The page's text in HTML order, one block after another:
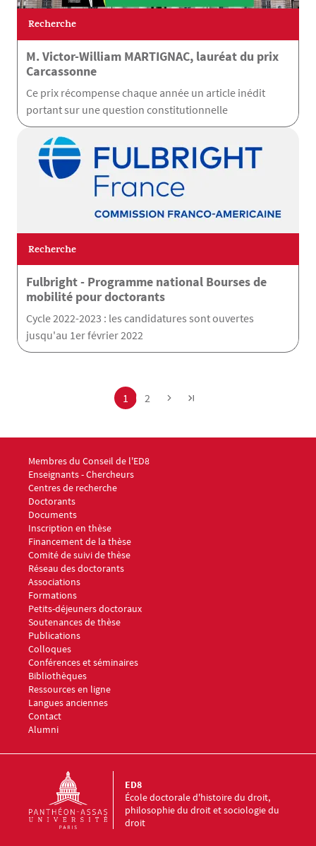
Recherche
M. Victor-William MARTIGNAC, lauréat du prix
Carcassonne
Ce prix récompense chaque année un article inédit
portant sur une question constitutionnelle
Recherche
Fulbright - Programme national Bourses de
mobilité pour doctorants
Cycle 2022-2023 : les candidatures sont ouvertes
jusqu'au 1er février 2022
Page
1 Page
2
Menu footer ED8 1
Membres du Conseil de l'ED8
Enseignants - Chercheurs
Centres de recherche
Doctorants
Documents
Menu footer ED8 2
Inscription en thèse
Financement de la thèse
Comité de suivi de thèse
Réseau des doctorants
Associations
Menu footer ED8 3
Formations
Petits-déjeuners doctoraux
Soutenances de thèse
Publications
Colloques
Conférences et séminaires
Menu footer ED8 4
Bibliothèques
Ressources en ligne
Langues anciennes
Menu footer ED8 5
Contact
Alumni
École doctorale d'histoire du droit,
philosophie du droit et sociologie du
droit
ED8